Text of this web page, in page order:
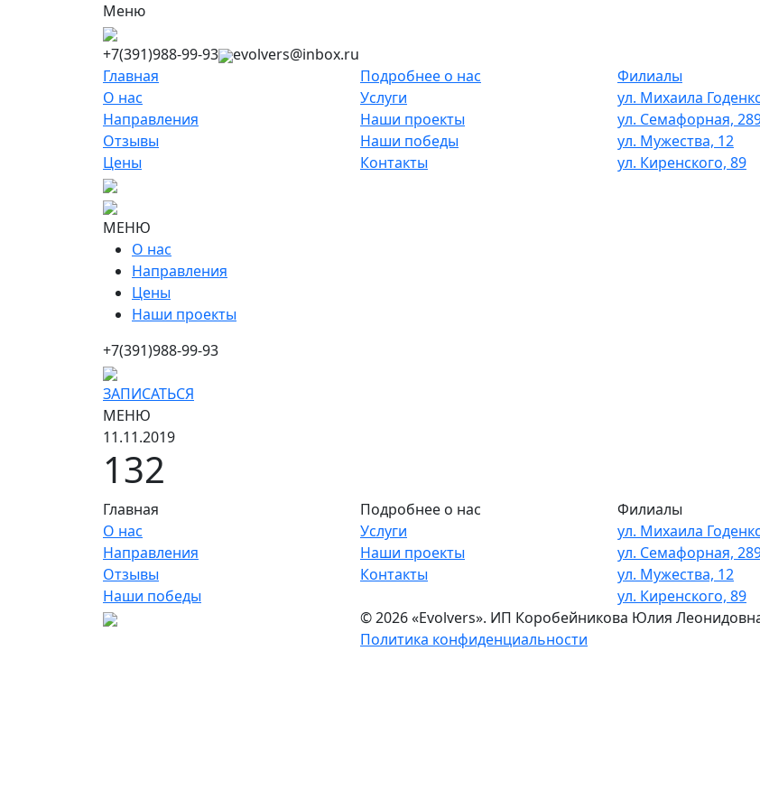
Меню
+7(391)988-99-93
evolvers@inbox.ru
Главная
О нас
Направления
Отзывы
Цены
Подробнее о нас
Услуги
Наши проекты
Наши победы
Контакты
Филиалы
ул. Михаила
ул. Семафорная,
ул. Мужества, 12
ул. Киренского, 89
МЕНЮ
О нас
Направления
Цены
Наши проекты
+7(391)988-99-93
ЗАПИСАТЬСЯ
МЕНЮ
11.11.2019
132
Главная
О нас
Направления
Отзывы
Наши победы
Подробнее о нас
Услуги
Наши проекты
Контакты
Филиалы
ул. Михаила
ул. Семафорная,
ул. Мужества, 12
ул. Киренского, 89
© 2026 «Evolvers». ИП Коробейникова Юлия
Политика конфиденциальности